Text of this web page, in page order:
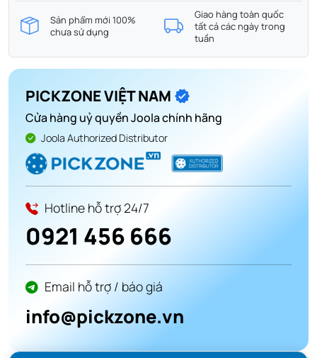
Sản phẩm mới 100%
chưa sử dụng
Giao hàng toàn quốc
tất cả các ngày trong
tuần
PICKZONE VIỆT NAM
Cửa hàng uỷ quyền Joola chính hãng
Joola Authorized Distributor
Hotline hỗ trợ 24/7
0921 456 666
Email hỗ trợ / báo giá
info@pickzone.vn